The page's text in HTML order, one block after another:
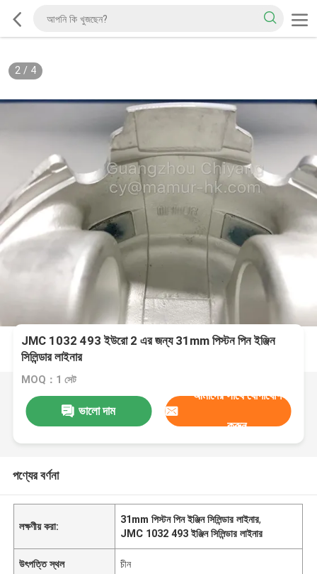
2/ 4
JMC 1032 493 ইউরো 2 এর জন্য 31mm পিস্টন পিন ইঞ্জিন
সিলিন্ডার লাইনার
MOQ：1 সেট
ভালো দাম
আমাদের সাথে যোগাযোগ
করুন
পণ্যের বর্ণনা
লক্ষণীয় করা:
31mm পিস্টন পিন ইঞ্জিন সিলিন্ডার লাইনার,
JMC 1032 493 ইঞ্জিন সিলিন্ডার লাইনার
উৎপত্তি স্থল চীন